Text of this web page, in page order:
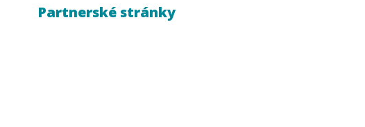
Partnerské stránky